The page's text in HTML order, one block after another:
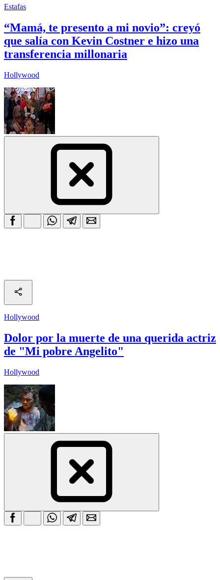
Estafas
“Mamá, te presento a mi novio”: creyó
que salía con Kevin Costner e hizo una
transferencia millonaria
Hollywood
Hollywood
Dolor por la muerte de una querida actriz
de "Mi pobre Angelito"
Hollywood